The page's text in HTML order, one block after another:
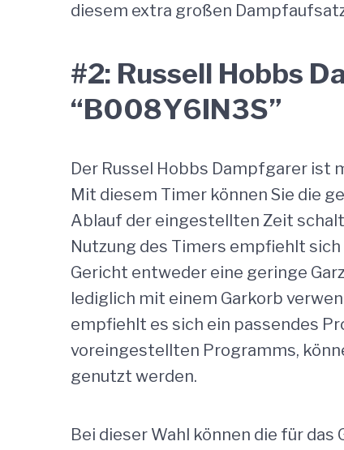
diesem extra großen
#2: Russell Hobbs
“B008Y6IN3S”
Der Russel Hobbs Dampfgarer
Mit diesem Timer können Sie die
Ablauf der eingestellten Zeit
Nutzung des Timers empfiehlt
Gericht entweder eine geringe
lediglich mit einem Garkorb
empfiehlt es sich ein passendes
voreingestellten Programms,
genutzt werden.
Bei dieser Wahl können die für